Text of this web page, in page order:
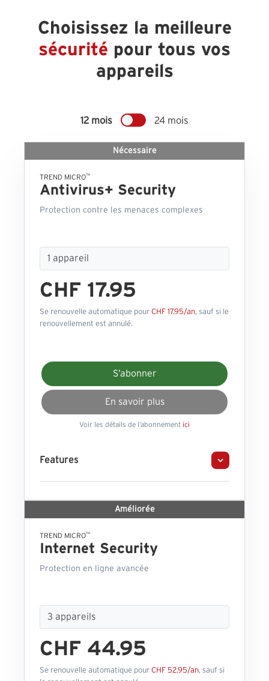
Choisissez la meilleure
sécurité pour tous vos
appareils
12 mois 24 mois
Nécessaire
TREND MICRO™
Antivirus+ Security
Protection contre les menaces complexes
CHF 17.95
Se renouvelle automatique pour CHF 17.95/an, sauf si le
renouvellement est annulé.
S’abonner
En savoir plus
Voir les détails de l’abonnement ici
Features
Améliorée
TREND MICRO™
Internet Security
Protection en ligne avancée
CHF 44.95
Se renouvelle automatique pour CHF 52.95/an, sauf si